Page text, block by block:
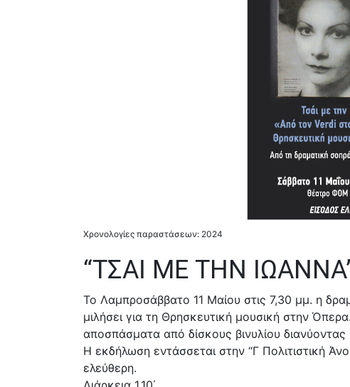
Χρονολογίες παραστάσεων: 2024
“ΤΣΑΙ ΜΕ ΤΗΝ
Το Λαμπροσάββατο 11 Μαίου στις 7,30 μμ. η
μιλήσει για τη Θρησκευτική μουσική στην
αποσπάσματα από δίσκους βινυλίου
Η εκδήλωση εντάσσεται στην “Γ Πολιτιστική
ελεύθερη.